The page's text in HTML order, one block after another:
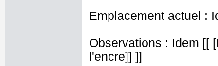
Emplacement actuel :
Observations : Idem [[
l'encre]] ]]